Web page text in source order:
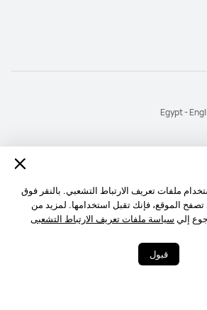
ملفات تعريف الارتباط التشعبي. بالنقر فوق
تصفح الموقع، فإنك تقبل استخدامها. لمزيد من
إلي سياسة ملفات تعريف الارتباط التشعبى
قبول
‎©2026 Huawei Device
Egypt -